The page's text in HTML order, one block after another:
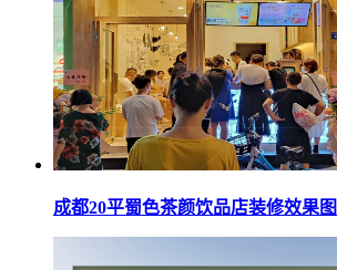
成都20平蜀色茶颜饮品店装修效果图